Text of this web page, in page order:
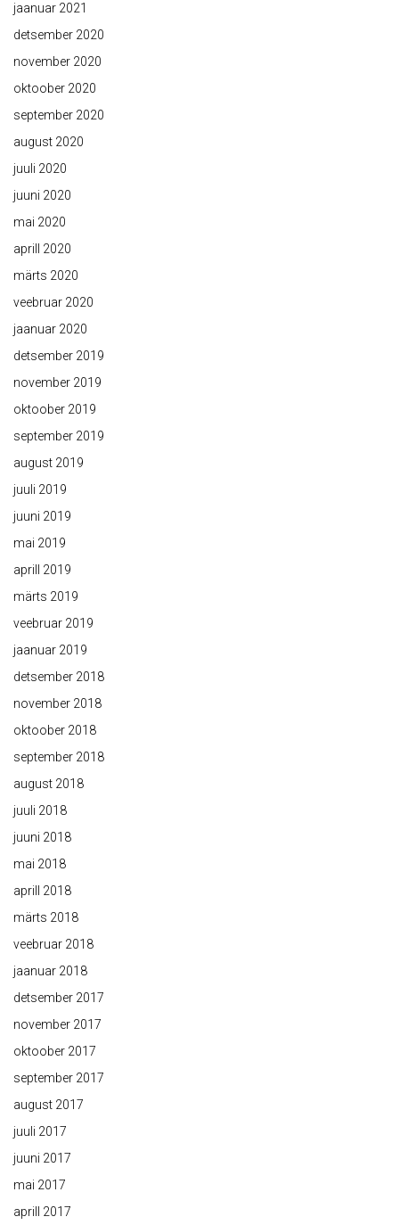
jaanuar 2021
detsember 2020
november 2020
oktoober 2020
september 2020
august 2020
juuli 2020
juuni 2020
mai 2020
aprill 2020
märts 2020
veebruar 2020
jaanuar 2020
detsember 2019
november 2019
oktoober 2019
september 2019
august 2019
juuli 2019
juuni 2019
mai 2019
aprill 2019
märts 2019
veebruar 2019
jaanuar 2019
detsember 2018
november 2018
oktoober 2018
september 2018
august 2018
juuli 2018
juuni 2018
mai 2018
aprill 2018
märts 2018
veebruar 2018
jaanuar 2018
detsember 2017
november 2017
oktoober 2017
september 2017
august 2017
juuli 2017
juuni 2017
mai 2017
aprill 2017